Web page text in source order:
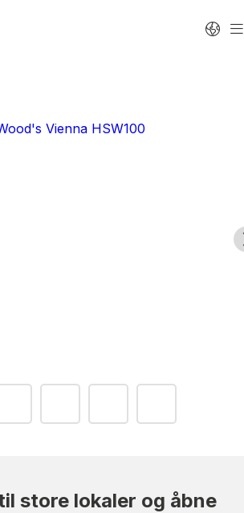
store lokaler og åbne